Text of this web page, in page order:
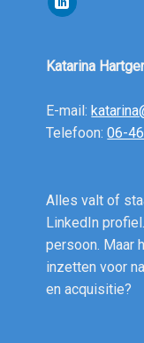
Katarina
E-mail:
Telefoon:06-
Alles valt of
LinkedIn
persoon. Maar
inzetten voor
en acquisitie?